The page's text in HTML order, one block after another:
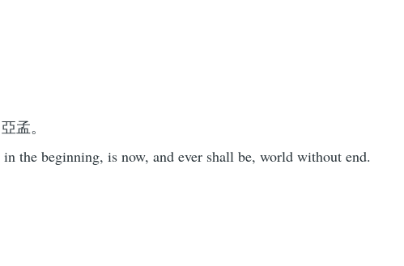
孟。
the beginning, is now, and ever shall be, world without end.